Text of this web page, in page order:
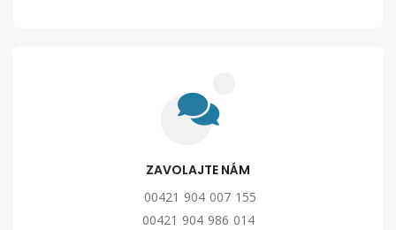
ZAVOLAJTE NÁM
00421 904 007 155
00421 904 986 014